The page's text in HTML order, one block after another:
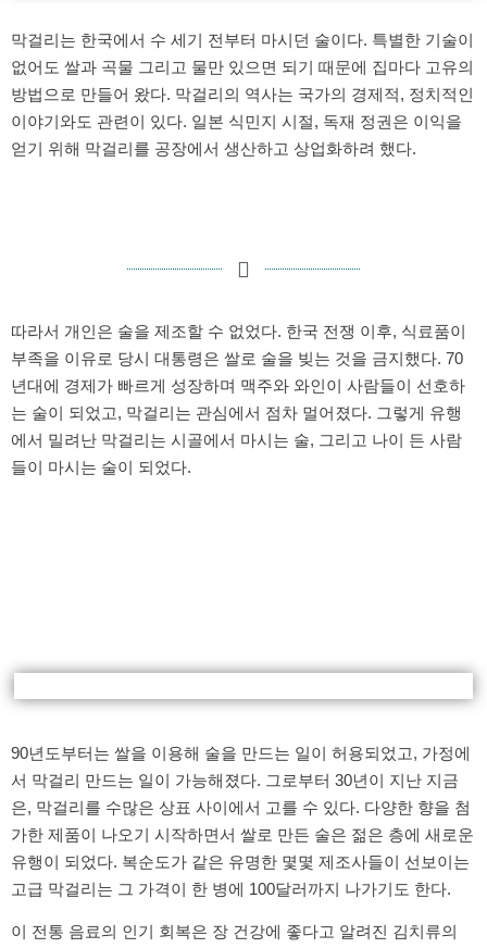
막걸리는 한국에서 수 세기 전부터 마시던 술이다. 특별한 기술이
없어도 쌀과 곡물 그리고 물만 있으면 되기 때문에 집마다 고유의
방법으로 만들어 왔다. 막걸리의 역사는 국가의 경제적, 정치적인
이야기와도 관련이 있다. 일본 식민지 시절, 독재 정권은 이익을
얻기 위해 막걸리를 공장에서 생산하고 상업화하려 했다.
따라서 개인은 술을 제조할 수 없었다. 한국 전쟁 이후, 식료품이
부족을 이유로 당시 대통령은 쌀로 술을 빚는 것을 금지했다. 70
년대에 경제가 빠르게 성장하며 맥주와 와인이 사람들이 선호하
는 술이 되었고, 막걸리는 관심에서 점차 멀어졌다. 그렇게 유행
에서 밀려난 막걸리는 시골에서 마시는 술, 그리고 나이 든 사람
들이 마시는 술이 되었다.
90년도부터는 쌀을 이용해 술을 만드는 일이 허용되었고, 가정에
서 막걸리 만드는 일이 가능해졌다. 그로부터 30년이 지난 지금
은, 막걸리를 수많은 상표 사이에서 고를 수 있다. 다양한 향을 첨
가한 제품이 나오기 시작하면서 쌀로 만든 술은 젊은 층에 새로운
유행이 되었다. 복순도가 같은 유명한 몇몇 제조사들이 선보이는
고급 막걸리는 그 가격이 한 병에 100달러까지 나가기도 한다.
이 전통 음료의 인기 회복은 장 건강에 좋다고 알려진 김치류의